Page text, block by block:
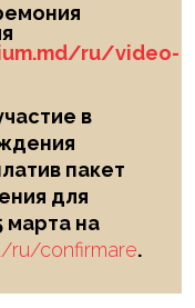
ru/video-
в
пакет
для
марта на
ru/confirmare.